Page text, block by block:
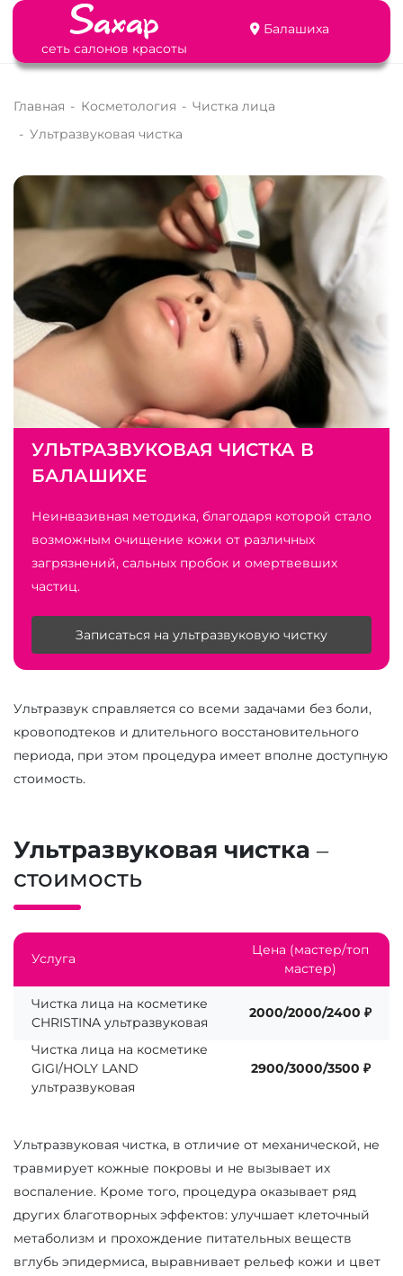
сеть салонов красоты
Балашиха
Главная - Косметология - Чистка лица
- Ультразвуковая чистка
УЛЬТРАЗВУКОВАЯ ЧИСТКА В
БАЛАШИХЕ
Неинвазивная методика, благодаря которой стало
возможным очищение кожи от различных
загрязнений, сальных пробок и омертвевших
частиц.
Записаться на ультразвуковую чистку
Ультразвук справляется со всеми задачами без боли,
кровоподтеков и длительного восстановительного
периода, при этом процедура имеет вполне доступную
стоимость.
Ультразвуковая чистка –
стоимость
Услуга
Цена (мастер/топ
мастер)
Чистка лица на косметике
CHRISTINA ультразвуковая
2000/2000/2400 ₽
Чистка лица на косметике
GIGI/HOLY LAND
ультразвуковая
2900/3000/3500 ₽
Ультразвуковая чистка, в отличие от механической, не
травмирует кожные покровы и не вызывает их
воспаление. Кроме того, процедура оказывает ряд
других благотворных эффектов: улучшает клеточный
метаболизм и прохождение питательных веществ
вглубь эпидермиса, выравнивает рельеф кожи и цвет